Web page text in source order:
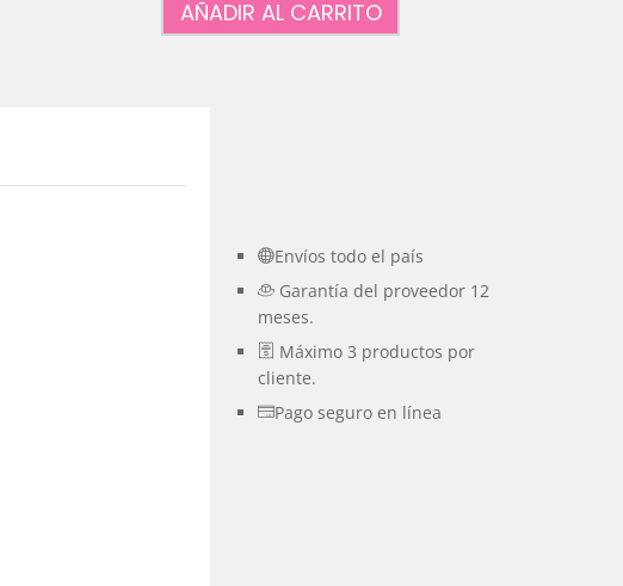
AÑADIR AL CARRITO
Envíos todo el país
Garantía del proveedor 12
meses.
Máximo 3 productos por
cliente.
Pago seguro en línea